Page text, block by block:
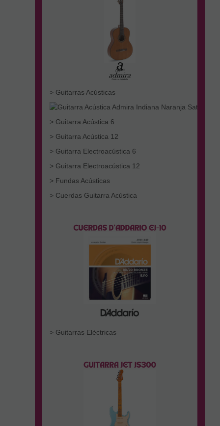
> Guitarras Acústicas
> Guitarra Acústica 6
> Guitarra Acústica 12
> Guitarra Electroacústica 6
> Guitarra Electroacústica 12
> Fundas Acústicas
> Cuerdas Guitarra Acústica
> Guitarras Eléctricas